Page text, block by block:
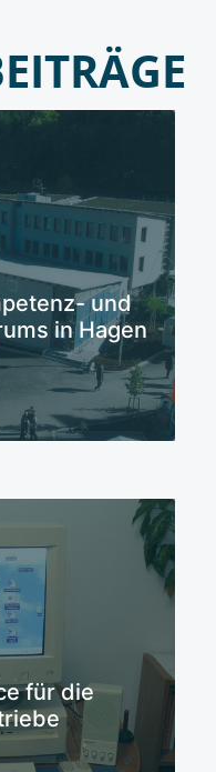
und
in Hagen
für die